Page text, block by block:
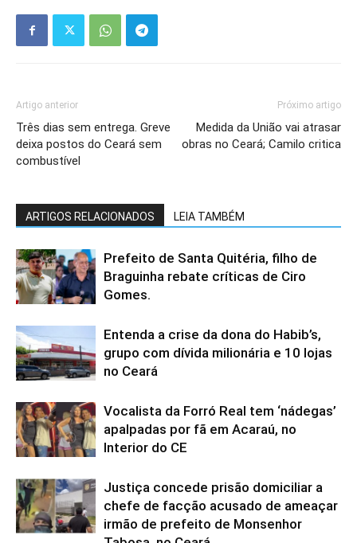
Artigo anterior
Três dias sem entrega. Greve
deixa postos do Ceará sem
combustível
Próximo artigo
Medida da União vai atrasar
obras no Ceará; Camilo critica
ARTIGOS RELACIONADOS LEIA TAMBÉM
Prefeito de Santa Quitéria, filho de
Braguinha rebate críticas de Ciro
Gomes.
Entenda a crise da dona do Habib’s,
grupo com dívida milionária e 10 lojas
no Ceará
Vocalista da Forró Real tem ‘nádegas’
apalpadas por fã em Acaraú, no
Interior do CE
Justiça concede prisão domiciliar a
chefe de facção acusado de ameaçar
irmão de prefeito de Monsenhor